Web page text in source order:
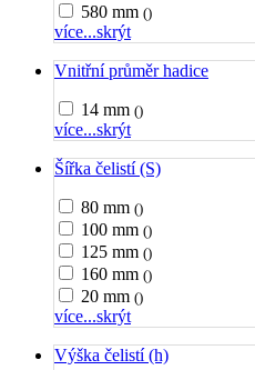
580 mm ()
více...skrýt
Vnitřní průměr hadice
14 mm ()
více...skrýt
Šířka čelistí (S)
80 mm ()
100 mm ()
125 mm ()
160 mm ()
20 mm ()
více...skrýt
Výška čelistí (h)